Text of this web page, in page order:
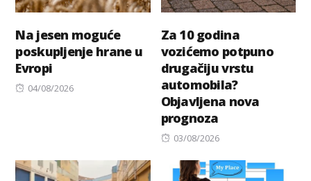
Na jesen moguće
poskupljenje hrane u
Evropi
Posted
04/08/2026
Za 10 godina
vozićemo potpuno
drugačiju vrstu
automobila?
Objavljena nova
prognoza
Posted
03/08/2026